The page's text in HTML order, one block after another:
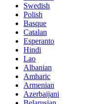
Swedish
Polish
Basque
Catalan
Esperanto
Hindi
Lao
Albanian
Amharic
Armenian
Azerbaijani